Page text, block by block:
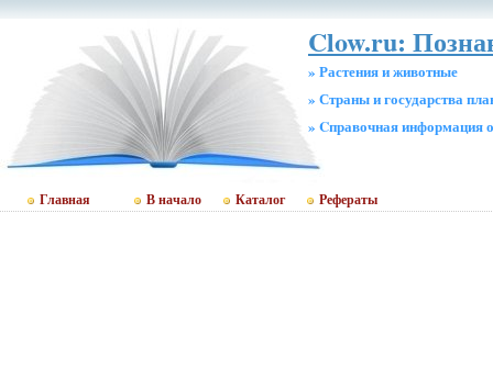
Clow.ru:
» Растения и животные
» Страны и государства
» Cправочная информация
Главная В начало Каталог Рефераты